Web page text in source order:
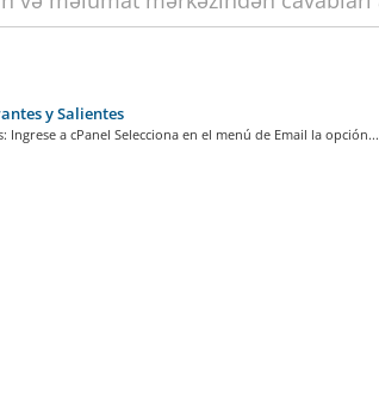
y Salientes
a cPanel Selecciona en el menú de Email la opción...